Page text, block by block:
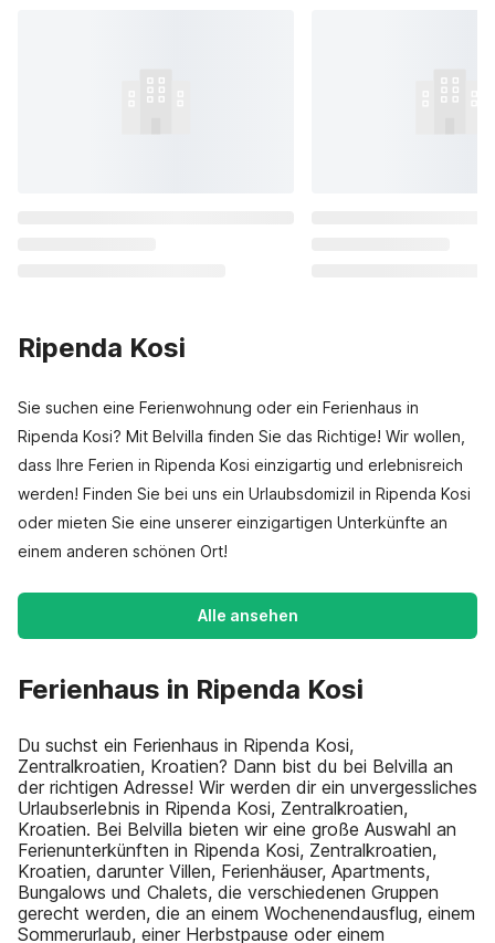
Ripenda Kosi
Sie suchen eine Ferienwohnung oder ein Ferienhaus in
Ripenda Kosi? Mit Belvilla finden Sie das Richtige! Wir wollen,
dass Ihre Ferien in Ripenda Kosi einzigartig und erlebnisreich
werden! Finden Sie bei uns ein Urlaubsdomizil in Ripenda Kosi
oder mieten Sie eine unserer einzigartigen Unterkünfte an
einem anderen schönen Ort!
Alle ansehen
Ferienhaus in Ripenda Kosi
Du suchst ein Ferienhaus in Ripenda Kosi,
Zentralkroatien, Kroatien? Dann bist du bei Belvilla an
der richtigen Adresse! Wir werden dir ein unvergessliches
Urlaubserlebnis in Ripenda Kosi, Zentralkroatien,
Kroatien. Bei Belvilla bieten wir eine große Auswahl an
Ferienunterkünften in Ripenda Kosi, Zentralkroatien,
Kroatien, darunter Villen, Ferienhäuser, Apartments,
Bungalows und Chalets, die verschiedenen Gruppen
gerecht werden, die an einem Wochenendausflug, einem
Sommerurlaub, einer Herbstpause oder einem